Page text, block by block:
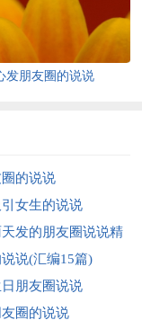
发朋友圈的说说
的说说
女生的说说
发的朋友圈说说精
说(汇编15篇)
朋友圈说说
圈的说说